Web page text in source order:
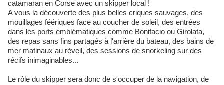
catamaran en Corse avec un skipper local !
A vous la découverte des plus belles criques sauvages, des
mouillages féériques face au coucher de soleil, des entrées
dans les ports emblématiques comme Bonifacio ou Girolata,
des repas sans fins partagés à l'arrière du bateau, des bains de
mer matinaux au réveil, des sessions de snorkeling sur des
récifs inimaginables...
Le rôle du skipper sera donc de s'occuper de la navigation, de